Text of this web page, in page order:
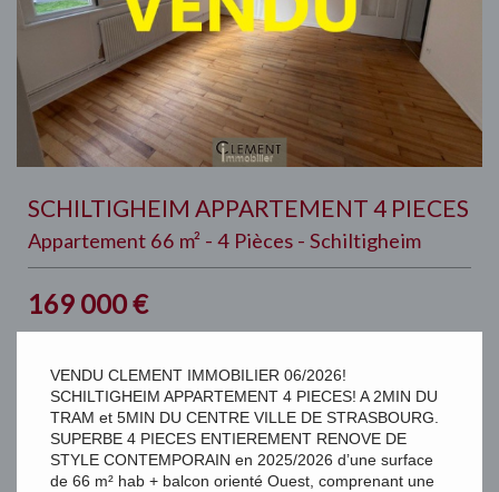
SCHILTIGHEIM APPARTEMENT 4 PIECES
Appartement 66 m² - 4 Pièces - Schiltigheim
169 000€
VENDU CLEMENT IMMOBILIER 06/2026!
SCHILTIGHEIM APPARTEMENT 4 PIECES! A 2MIN DU
TRAM et 5MIN DU CENTRE VILLE DE STRASBOURG.
SUPERBE 4 PIECES ENTIEREMENT RENOVE DE
STYLE CONTEMPORAIN en 2025/2026 d’une surface
de 66 m² hab + balcon orienté Ouest, comprenant une